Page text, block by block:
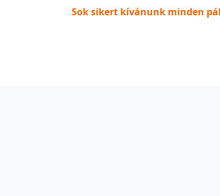
Sok sikert kívánunk minden